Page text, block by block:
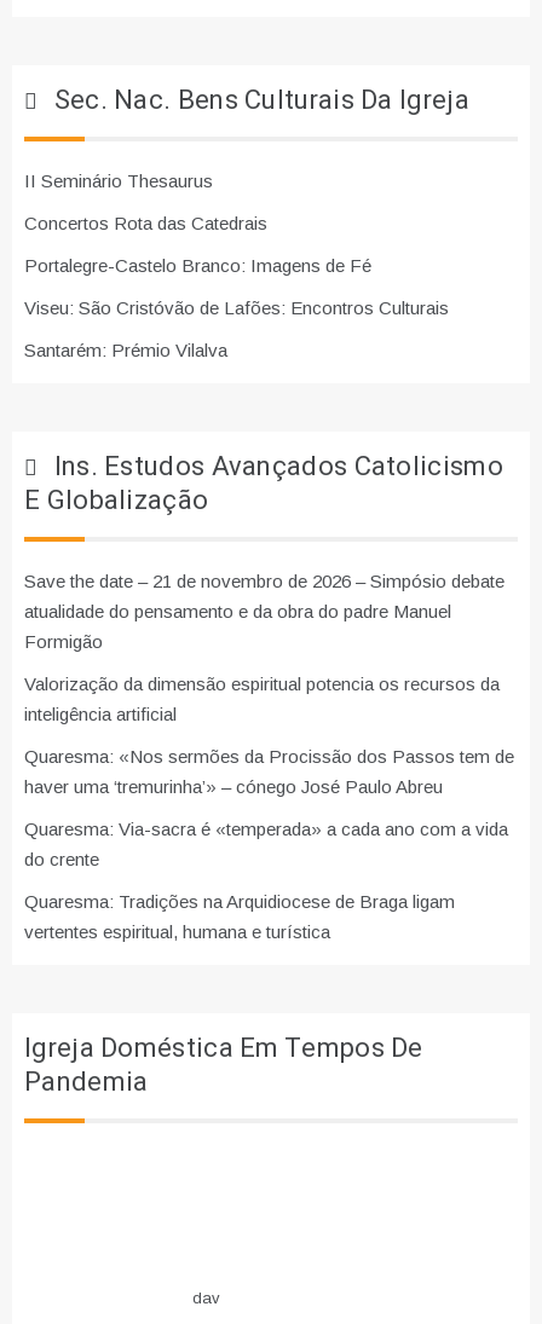
Sec. Nac. Bens Culturais Da Igreja
II Seminário Thesaurus
Concertos Rota das Catedrais
Portalegre-Castelo Branco: Imagens de Fé
Viseu: São Cristóvão de Lafões: Encontros Culturais
Santarém: Prémio Vilalva
Ins. Estudos Avançados Catolicismo
E Globalização
Save the date – 21 de novembro de 2026 – Simpósio debate
atualidade do pensamento e da obra do padre Manuel
Formigão
Valorização da dimensão espiritual potencia os recursos da
inteligência artificial
Quaresma: «Nos sermões da Procissão dos Passos tem de
haver uma ‘tremurinha’» – cónego José Paulo Abreu
Quaresma: Via-sacra é «temperada» a cada ano com a vida
do crente
Quaresma: Tradições na Arquidiocese de Braga ligam
vertentes espiritual, humana e turística
Igreja Doméstica Em Tempos De
Pandemia
dav